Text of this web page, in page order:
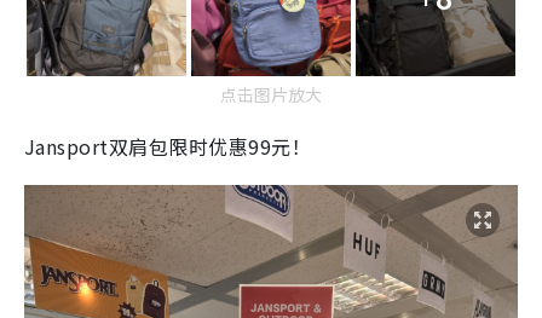
点击图片放大
Jansport双肩包限时优惠99元！